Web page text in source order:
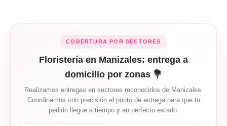
COBERTURA POR SECTORES
Floristería en Manizales: entrega a
domicilio por zonas 💐
Realizamos entregas en sectores reconocidos de Manizales.
Coordinamos con precisión el punto de entrega para que tu
pedido llegue a tiempo y en perfecto estado.